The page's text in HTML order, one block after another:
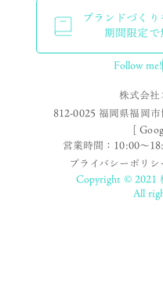
ブランドづく
期間限定で
Follow me!
株式会
812-0025 福岡県福岡
[
営業時間：10:00〜
プライバシーポリシ
Copyright © 2021
All